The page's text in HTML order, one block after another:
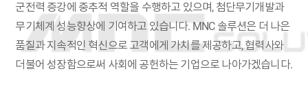
군전력 증강에 중추적 역할을 수행하고 있으며, 첨단무기개발과
무기체계 성능향상에 기여하고 있습니다. MNC 솔루션은 더 나은
품질과 지속적인 혁신으로 고객에게 가치를 제공하고, 협력사와
더불어 성장함으로써 사회에 공헌하는 기업으로 나아가겠습니다.